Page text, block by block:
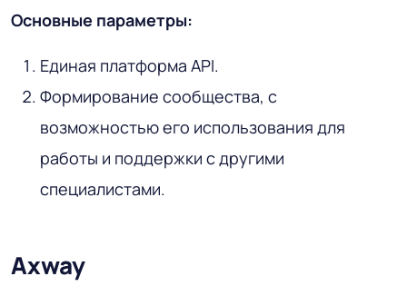
Основные параметры:
Единая платформа API.
Формирование сообщества, с
возможностью его использования для
работы и поддержки с другими
специалистами.
Axway